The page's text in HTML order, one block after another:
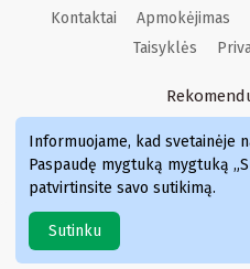
Kontaktai Apmokėjimas
Taisyklės
Kvepalai Kvepalai
Kvepalai
Informuojame, kad svetainėje
Paspaudę mygtuką mygtuką
patvirtinsite savo sutikimą.
Sutinku